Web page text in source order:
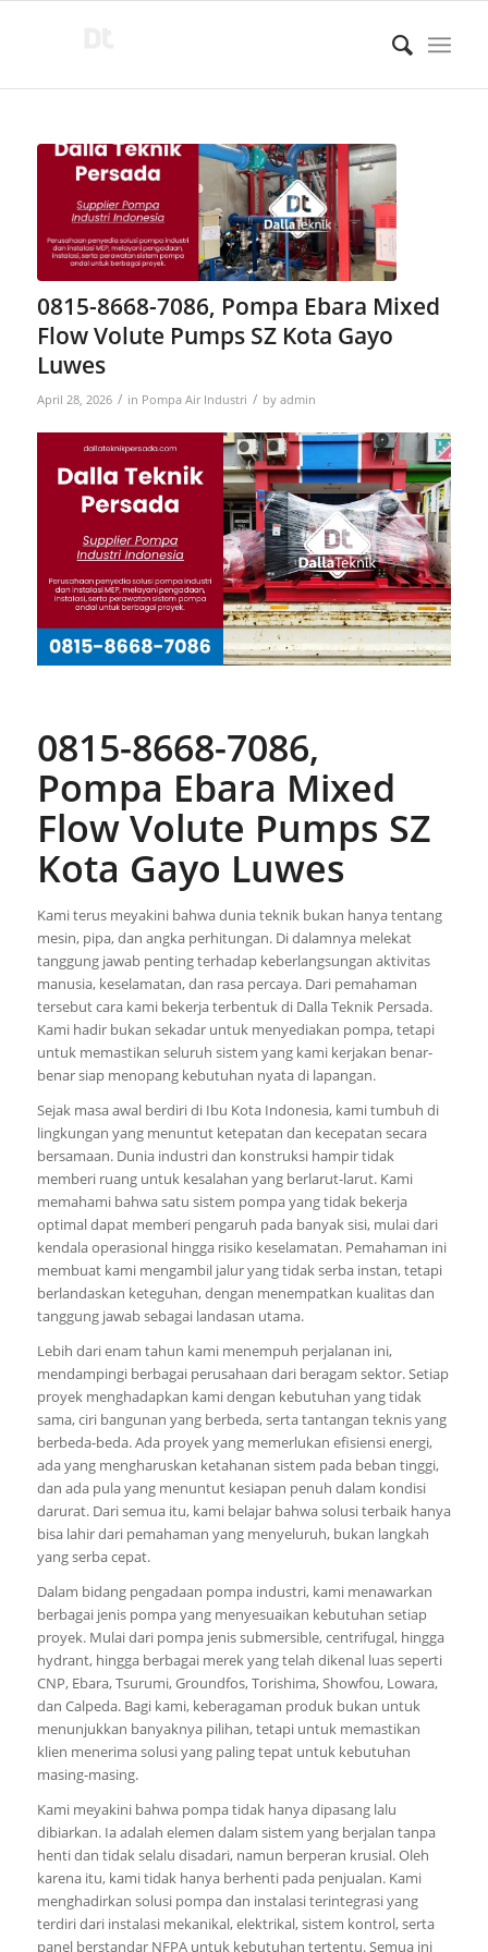
0815-8668-7086, Pompa Ebara Mixed
Flow Volute Pumps SZ Kota Gayo
Luwes
April 28, 2026 / in Pompa Air Industri / by admin
0815-8668-7086,
Pompa Ebara Mixed
Flow Volute Pumps SZ
Kota Gayo Luwes
Kami terus meyakini bahwa dunia teknik bukan hanya tentang
mesin, pipa, dan angka perhitungan. Di dalamnya melekat
tanggung jawab penting terhadap keberlangsungan aktivitas
manusia, keselamatan, dan rasa percaya. Dari pemahaman
tersebut cara kami bekerja terbentuk di Dalla Teknik Persada.
Kami hadir bukan sekadar untuk menyediakan pompa, tetapi
untuk memastikan seluruh sistem yang kami kerjakan benar-
benar siap menopang kebutuhan nyata di lapangan.
Sejak masa awal berdiri di Ibu Kota Indonesia, kami tumbuh di
lingkungan yang menuntut ketepatan dan kecepatan secara
bersamaan. Dunia industri dan konstruksi hampir tidak
memberi ruang untuk kesalahan yang berlarut-larut. Kami
memahami bahwa satu sistem pompa yang tidak bekerja
optimal dapat memberi pengaruh pada banyak sisi, mulai dari
kendala operasional hingga risiko keselamatan. Pemahaman ini
membuat kami mengambil jalur yang tidak serba instan, tetapi
berlandaskan keteguhan, dengan menempatkan kualitas dan
tanggung jawab sebagai landasan utama.
Lebih dari enam tahun kami menempuh perjalanan ini,
mendampingi berbagai perusahaan dari beragam sektor. Setiap
proyek menghadapkan kami dengan kebutuhan yang tidak
sama, ciri bangunan yang berbeda, serta tantangan teknis yang
berbeda-beda. Ada proyek yang memerlukan efisiensi energi,
ada yang mengharuskan ketahanan sistem pada beban tinggi,
dan ada pula yang menuntut kesiapan penuh dalam kondisi
darurat. Dari semua itu, kami belajar bahwa solusi terbaik hanya
bisa lahir dari pemahaman yang menyeluruh, bukan langkah
yang serba cepat.
Dalam bidang pengadaan pompa industri, kami menawarkan
berbagai jenis pompa yang menyesuaikan kebutuhan setiap
proyek. Mulai dari pompa jenis submersible, centrifugal, hingga
hydrant, hingga berbagai merek yang telah dikenal luas seperti
CNP, Ebara, Tsurumi, Groundfos, Torishima, Showfou, Lowara,
dan Calpeda. Bagi kami, keberagaman produk bukan untuk
menunjukkan banyaknya pilihan, tetapi untuk memastikan
klien menerima solusi yang paling tepat untuk kebutuhan
masing-masing.
Kami meyakini bahwa pompa tidak hanya dipasang lalu
dibiarkan. Ia adalah elemen dalam sistem yang berjalan tanpa
henti dan tidak selalu disadari, namun berperan krusial. Oleh
karena itu, kami tidak hanya berhenti pada penjualan. Kami
menghadirkan solusi pompa dan instalasi terintegrasi yang
terdiri dari instalasi mekanikal, elektrikal, sistem kontrol, serta
panel berstandar NFPA untuk kebutuhan tertentu. Semua ini